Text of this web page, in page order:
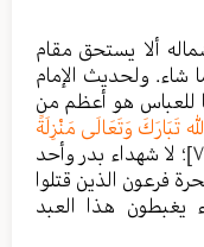
ألا يستحق مقام
شاء. ولحديث الإمام
للعباس هو أعظم من
تَبَارَكَ وَتَعَالَى مَنْزِلَةً
؛ لا شهداء بدر وأحد
فرعون الذين قتلوا
يغبطون هذا العبد